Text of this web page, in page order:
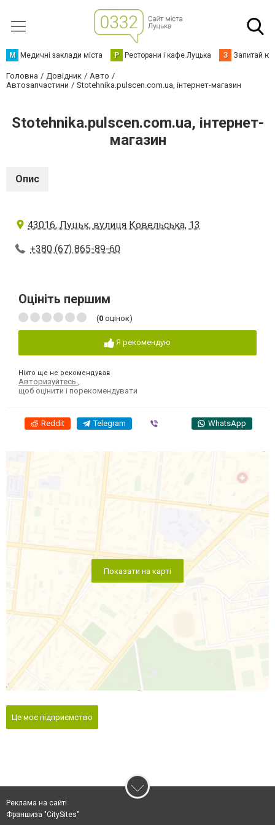
М Медичні заклади міста Р Ресторани і кафе Луцька З Запитай
Головна Довідник
Авто
Автозапчастини
Stotehnika.pulscen.com.ua, інтернет-магазин
Stotehnika.pulscen.com.ua, інтернет-
магазин
Опис
43016, Луцьк, вулиця Ковельська, 13
+380 (67) 865-89-60
Оцініть першим
(0 оцінок)
Я рекомендую
Ніхто ще не рекомендував
Авторизуйтесь
щоб оцінити і порекомендувати
Reddit Telegram WhatsApp
Показати на карті
Це моє підприємство
Реклама на сайті
Франшиза "CitySites"